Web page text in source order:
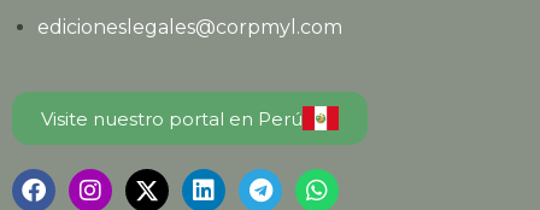
edicioneslegales@corpmyl.com
Visite nuestro portal en Perú